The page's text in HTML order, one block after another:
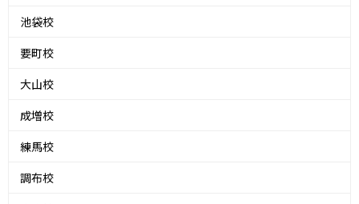
池袋校
要町校
大山校
成増校
練馬校
調布校